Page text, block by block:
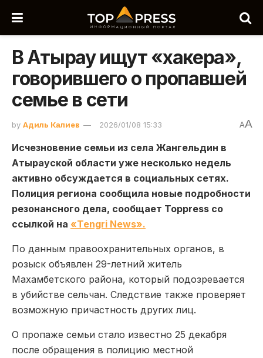
В Атырау ищут «хакера»,
говорившего о пропавшей
семье в сети
by Адиль Калиев 2026/01/08 15:33 AA
Исчезновение семьи из села Жангельдин в
Атырауской области уже несколько недель
активно обсуждается в социальных сетях.
Полиция региона сообщила новые подробности
резонансного дела, сообщает Toppress со
ссылкой на «Tengri News».
По данным правоохранительных органов, в
розыск объявлен 29-летний житель
Махамбетского района, который подозревается
в убийстве сельчан. Следствие также проверяет
возможную причастность других лиц.
О пропаже семьи стало известно 25 декабря
после обращения в полицию местной